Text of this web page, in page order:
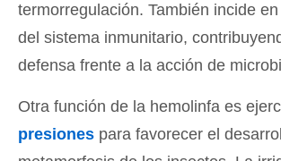
termorregulación. También incide
del sistema inmunitario,
defensa frente a la acción de
Otra función de la hemolinfa es
presiones para favorecer el